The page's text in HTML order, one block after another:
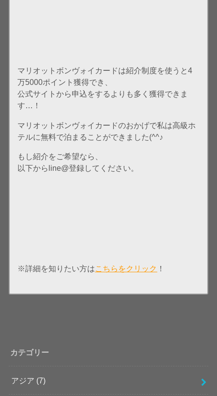
マリオットボンヴォイカードは紹介制度を使うと4
万5000ポイント獲得でき、
公式サイトから申込をするよりも多く獲得できま
す…！
マリオットボンヴォイカードのおかげで私は高級ホ
テルに無料で泊まることができました(^^♪
もし紹介をご希望なら、
以下からline@登録してください。
※詳細を知りたい方はこちらをクリック ！
カテゴリー
アジア (7)